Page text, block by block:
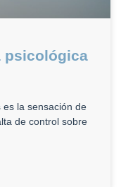
psicológica
la sensación de
de control sobre